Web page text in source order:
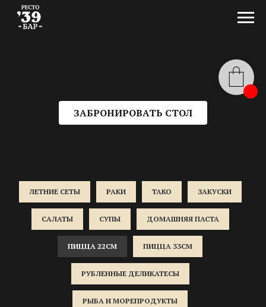
ЗАБРОНИРОВАТЬ СТОЛ
ЛЕТНИЕ СЕТЫ РАКИ ТАКО ЗАКУСКИ
САЛАТЫ СУПЫ ДОМАШНЯЯ ПАСТА
ПИЦЦА 22СМ ПИЦЦА 33СМ
РУБЛЕННЫЕ ДЕЛИКАТЕСЫ
РЫБА И МОРЕПРОДУКТЫ